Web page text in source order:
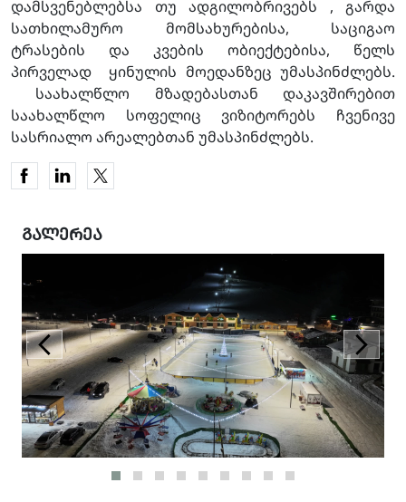
დამსვენებლებსა თუ ადგილობრივებს , გარდა
სათხილამურო მომსახურებისა, საციგაო
ტრასების და კვების ობიექტებისა, წელს
პირველად ყინულის მოედანზეც უმასპინძლებს.
საახალწლო მზადებასთან დაკავშირებით
საახალწლო სოფელიც ვიზიტორებს ჩვენივე
სასრიალო არეალებთან უმასპინძლებს.
ᲒᲐᲚᲔᲠᲔᲐ